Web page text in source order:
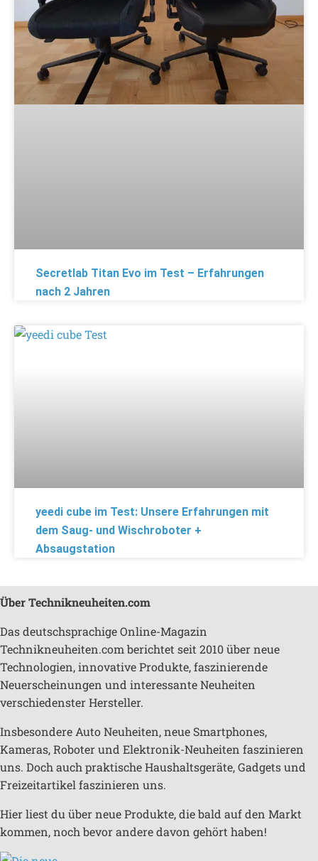
Secretlab Titan Evo im Test – Erfahrungen
nach 2 Jahren
yeedi cube im Test: Unsere Erfahrungen mit
dem Saug- und Wischroboter +
Absaugstation
Über Technikneuheiten.com
Das deutschsprachige Online-Magazin
Technikneuheiten.com berichtet seit 2010 über neue
Technologien, innovative Produkte, faszinierende
Neuerscheinungen und interessante Neuheiten
verschiedenster Hersteller.
Insbesondere Auto Neuheiten, neue Smartphones,
Kameras, Roboter und Elektronik-Neuheiten faszinieren
uns. Doch auch praktische Haushaltsgeräte, Gadgets und
Freizeitartikel faszinieren uns.
Hier liest du über neue Produkte, die bald auf den Markt
kommen, noch bevor andere davon gehört haben!